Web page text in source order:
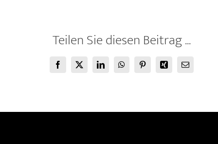
Teilen Sie diesen Beitrag ...
Facebook
X LinkedInWhatsAppPinterestXing
E-